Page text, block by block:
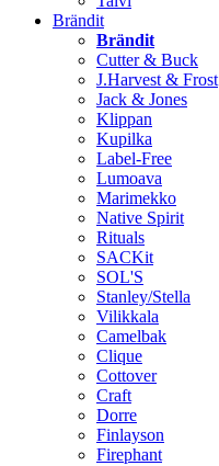
Brändit
Brändit
Cutter & Buck
J.Harvest & Frost
Jack & Jones
Klippan
Kupilka
Label-Free
Lumoava
Marimekko
Native Spirit
Rituals
SACKit
SOL'S
Stanley/Stella
Vilikkala
Camelbak
Clique
Cottover
Craft
Dorre
Finlayson
Firephant